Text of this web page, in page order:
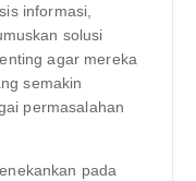
informasi,
solusi
agar mereka
semakin
permasalahan
pada